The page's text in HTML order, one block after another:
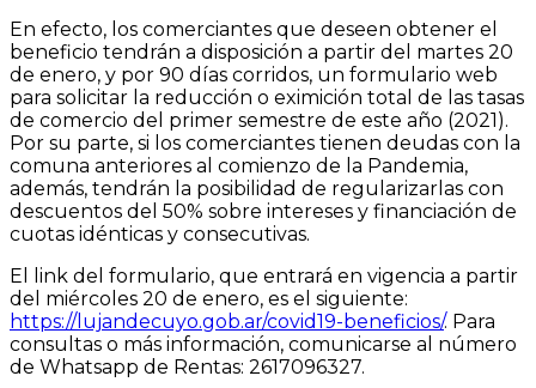
En efecto, los comerciantes que deseen obtener el
beneficio tendrán a disposición a partir del martes 20
de enero, y por 90 días corridos, un formulario web
para solicitar la reducción o eximición total de las tasas
de comercio del primer semestre de este año (2021).
Por su parte, si los comerciantes tienen deudas con la
comuna anteriores al comienzo de la Pandemia,
además, tendrán la posibilidad de regularizarlas con
descuentos del 50% sobre intereses y financiación de
cuotas idénticas y consecutivas.
El link del formulario, que entrará en vigencia a partir
del miércoles 20 de enero, es el siguiente:
https://lujandecuyo.gob.ar/covid19-beneficios/. Para
consultas o más información, comunicarse al número
de Whatsapp de Rentas: 2617096327.